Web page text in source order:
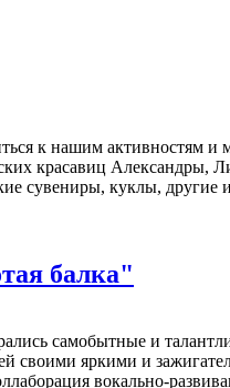
к нашим активностям и
красавиц Александры,
сувениры, куклы,
балка"
самобытные и
своими яркими и
вокально-